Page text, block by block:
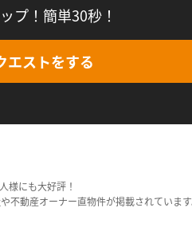
プ！簡単30秒！
エストをする
様にも大好評！
動産オーナー直物件が掲載されていま